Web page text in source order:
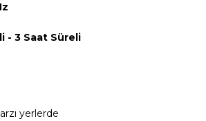
- 3 Saat Süreli
yerlerde